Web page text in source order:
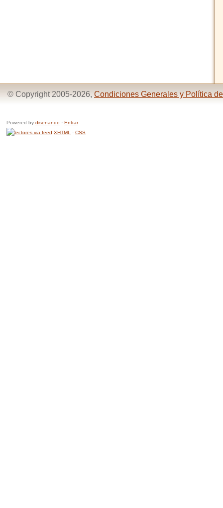
© Copyright 2005-2026, Condiciones Generales y Política
Powered by disenando · Entrar
XHTML
- CSS